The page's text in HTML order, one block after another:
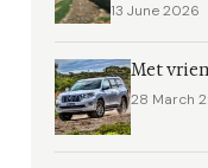
13 June 2026
Met
28 March